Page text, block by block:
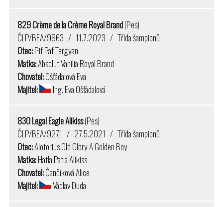
829 Crème de la Crème Royal Brand(Pes)
ČLP/BEA/9863 / 11.7.2023 / Třída šampionů
Otec:Pif Paf Tergyan
Matka:Absolut Vanilia Royal Brand
Chovatel:Ošťádalová Eva
Majitel:
Ing. Eva Ošťádalová
830 Legal Eagle Alikiss(Pes)
ČLP/BEA/9271 / 27.5.2021 / Třída šampionů
Otec:Alotorius Old Glory A Golden Boy
Matka:Hatla Patla Alikiss
Chovatel:Čančíková Alice
Majitel:
Václav Duda